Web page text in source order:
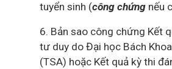
tuyển sinh (công chứng nếu
6. Bản sao công chứng Kết
tư duy do Đại học Bách
(TSA) hoặc Kết quả kỳ thi